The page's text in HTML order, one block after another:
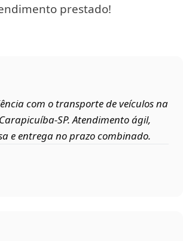
prestado!
com o transporte de veículos na
Atendimento ágil,
e entrega no prazo combinado.